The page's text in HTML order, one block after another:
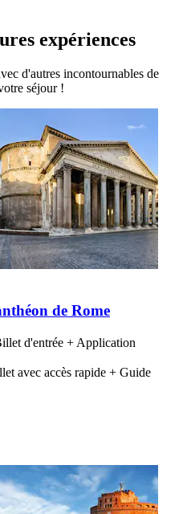
expériences
d'autres incontournables de
séjour !
de Rome
d'entrée + Application
avec accès rapide + Guide